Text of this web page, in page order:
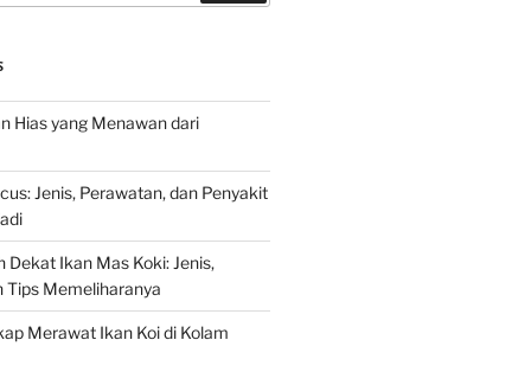
Hias yang Menawan dari
Jenis, Perawatan, dan Penyakit
Dekat Ikan Mas Koki: Jenis,
Tips Memeliharanya
Merawat Ikan Koi di Kolam